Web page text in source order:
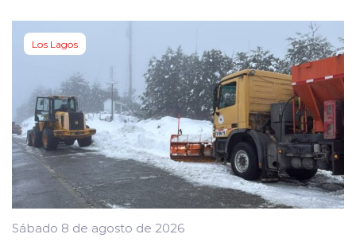
Los Lagos
Sábado 8 de agosto de 2026